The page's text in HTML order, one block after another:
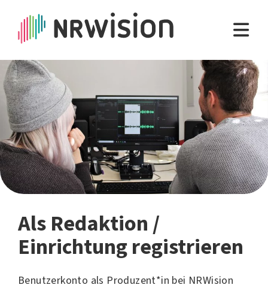
Als Redaktion /
Einrichtung registrieren
Benutzerkonto als Produzent*in bei NRWision